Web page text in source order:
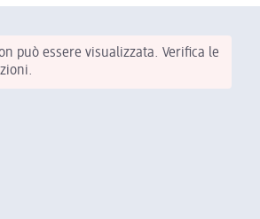
può essere visualizzata. Verifica le